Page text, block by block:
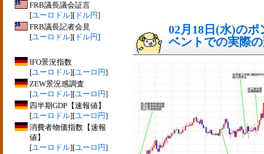
FRB議長議会証言
[ユーロドル][ ドル円]
FRB議長記者会見
[ユーロドル][ ドル円]
IFO景況指数
[ユーロドル][ユーロ円]
ZEW景況感調査
[ユーロドル][ユーロ円]
四半期GDP【速報値】
[ユーロドル][ユーロ円]
消費者物価指数【速報
値】
[ユーロドル][ユーロ円]
02月18日(水)の
ベントでの実際